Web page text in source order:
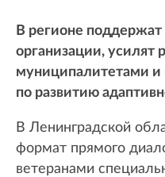
В регионе
организации, усилят
муниципалитетами и
по развитию
В Ленинградской
формат прямого
ветеранами